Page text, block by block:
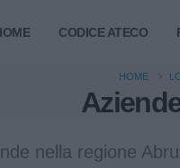
CODICE ATECO
HOME
nella regione